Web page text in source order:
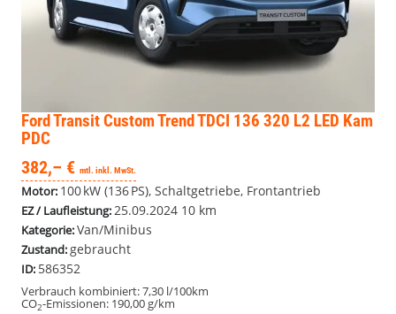
Ford Transit CustomTrend TDCI 136 320 L2 LED Kam
PDC
382,– € mtl. inkl. MwSt.
Motor: 100 kW (136 PS), Schaltgetriebe, Frontantrieb
EZ / Laufleistung:25.09.2024 10 km
Kategorie:Van/Minibus
Zustand:gebraucht
ID: 586352
Verbrauch kombiniert:7,30 l/100km
CO2-Emissionen: 190,00 g/km